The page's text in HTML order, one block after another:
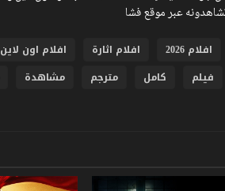
افلام 2026 افلام اثارة افلام اون لاين
فيلم كامل مترجم مشاهدة